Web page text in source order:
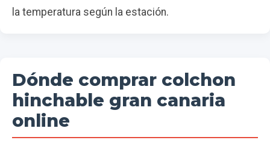
la temperatura según la estación.
Dónde comprar colchon
hinchable gran canaria
online